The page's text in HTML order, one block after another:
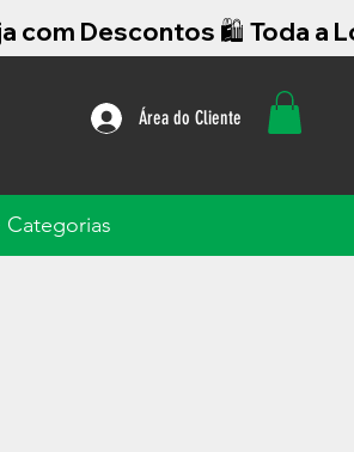
Área do Cliente
Categorias